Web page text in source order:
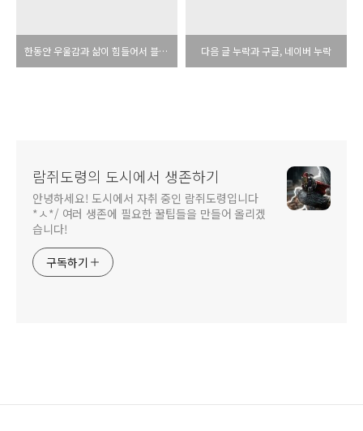
한동안 우울감과 삶이 힘들어서 블로그를 쉬고 다시 시작합니다 다음 글 누락과 구글, 네이버 누락
람쥐도령의 도시에서 생존하기
안녕하세요! 도시에서 자취 중인 람쥐도령입니다
*ㅅ*/ 여러 생존에 필요한 꿀팁들을 만들어 올리겠
습니다!
구독하기